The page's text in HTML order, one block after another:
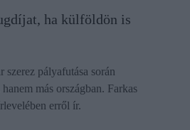
ha külföldön is
szerez pályafutása során
más országban. Farkas
erről ír.